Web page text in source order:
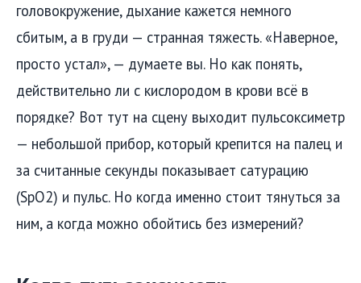
головокружение, дыхание кажется немного
сбитым, а в груди — странная тяжесть. «Наверное,
просто устал», — думаете вы. Но как понять,
действительно ли с кислородом в крови всё в
порядке? Вот тут на сцену выходит пульсоксиметр
— небольшой прибор, который крепится на палец и
за считанные секунды показывает сатурацию
(SpO2) и пульс. Но когда именно стоит тянуться за
ним, а когда можно обойтись без измерений?